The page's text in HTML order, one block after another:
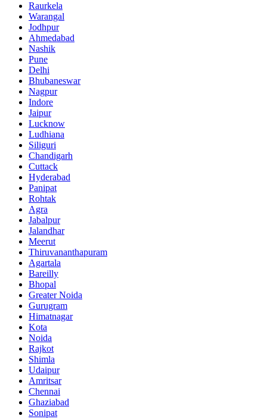
Raurkela
Warangal
Jodhpur
Ahmedabad
Nashik
Pune
Delhi
Bhubaneswar
Nagpur
Indore
Jaipur
Lucknow
Ludhiana
Siliguri
Chandigarh
Cuttack
Hyderabad
Panipat
Rohtak
Agra
Jabalpur
Jalandhar
Meerut
Thiruvananthapuram
Agartala
Bareilly
Bhopal
Greater Noida
Gurugram
Himatnagar
Kota
Noida
Rajkot
Shimla
Udaipur
Amritsar
Chennai
Ghaziabad
Sonipat